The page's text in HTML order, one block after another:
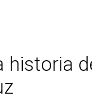
historia